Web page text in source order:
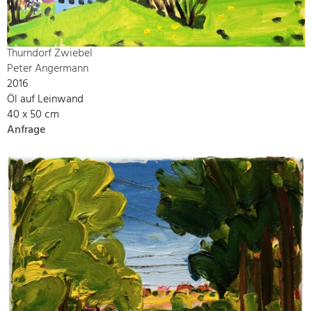
Thurndorf Zwiebel
Peter Angermann
2016
Öl auf Leinwand
40 x 50 cm
Anfrage